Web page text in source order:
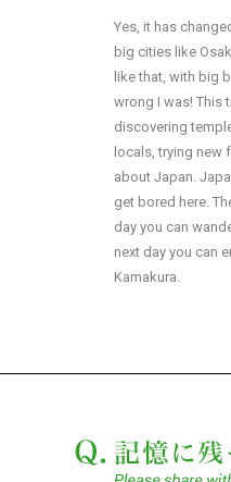
Yes, it has
big cities like
like that, with big
wrong I was! This
discovering
locals, trying
about Japan.
get bored here.
day you can
next day you can
Kamakura.